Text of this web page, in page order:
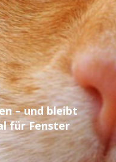
– und bleibt
für Fenster